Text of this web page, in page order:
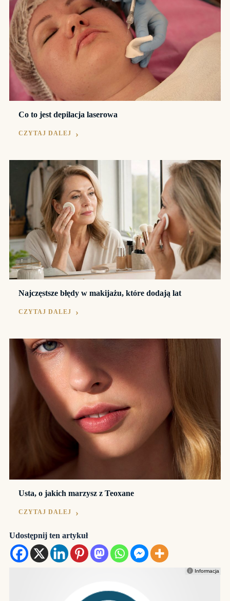
Co to jest depilacja laserowa
CZYTAJ DALEJ
Najczęstsze błędy w makijażu, które dodają lat
CZYTAJ DALEJ
Usta, o jakich marzysz z Teoxane
CZYTAJ DALEJ
Udostępnij ten artykuł